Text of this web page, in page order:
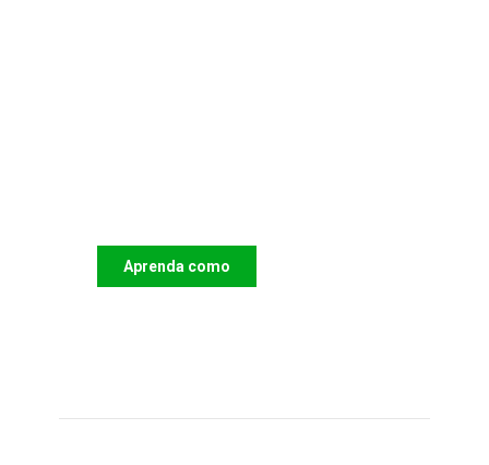
Aprenda como